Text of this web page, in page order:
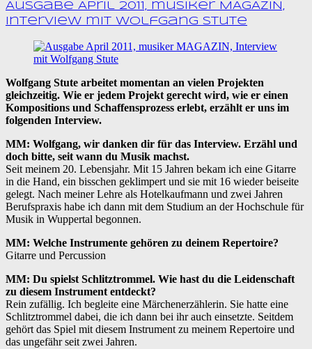
Ausgabe April 2011, musiker MAGAZIN,
Interview mit Wolfgang Stute
Wolfgang Stute arbeitet momentan an vielen Projekten
gleichzeitig. Wie er jedem Projekt gerecht wird, wie er einen
Kompositions und Schaffensprozess erlebt, erzählt er uns im
folgenden Interview.
MM: Wolfgang, wir danken dir für das Interview. Erzähl und
doch bitte, seit wann du Musik machst.
Seit meinem 20. Lebensjahr. Mit 15 Jahren bekam ich eine Gitarre
in die Hand, ein bisschen geklimpert und sie mit 16 wieder beiseite
gelegt. Nach meiner Lehre als Hotelkaufmann und zwei Jahren
Berufspraxis habe ich dann mit dem Studium an der Hochschule für
Musik in Wuppertal begonnen.
MM: Welche Instrumente gehören zu deinem Repertoire?
Gitarre und Percussion
MM: Du spielst Schlitztrommel. Wie hast du die Leidenschaft
zu diesem Instrument entdeckt?
Rein zufällig. Ich begleite eine Märchenerzählerin. Sie hatte eine
Schlitztrommel dabei, die ich dann bei ihr auch einsetzte. Seitdem
gehört das Spiel mit diesem Instrument zu meinem Repertoire und
das ungefähr seit zwei Jahren.